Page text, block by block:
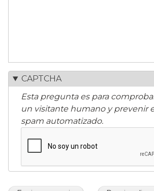
CAPTCHA
Esta pregunta es para
un visitante humano y prevenir
spam automatizado.